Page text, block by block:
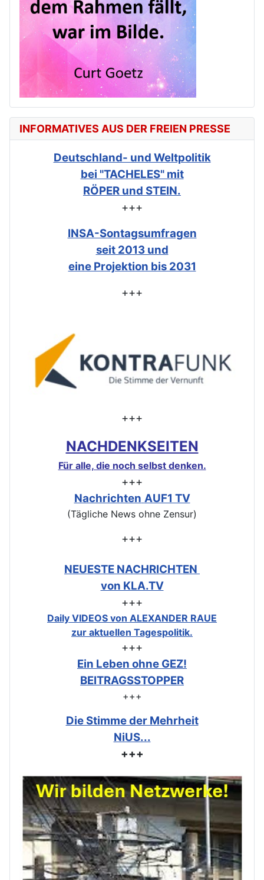
INFORMATIVES AUS DER FREIEN PRESSE
Deutschland- und Weltpolitik
bei "TACHELES" mit
RÖPER und STEIN.
+++
INSA-Sontagsumfragen
seit 2013 und
eine Projektion bis 2031
+++
+++
NACHDENKSEITEN
Für alle, die noch selbst denken.
+++
Nachrichten AUF1 TV
(Tägliche News ohne Zensur)
+++
NEUESTE NACHRICHTEN
von KLA.TV
+++
Daily VIDEOS von ALEXANDER RAUE
zur aktuellen Tagespolitik.
+++
Ein Leben ohne GEZ!
BEITRAGSSTOPPER
+++
Die Stimme der Mehrheit
NiUS...
+++